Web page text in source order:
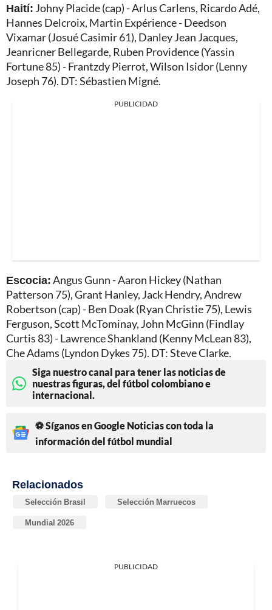
Haití: Johny Placide (cap) - Arlus Carlens, Ricardo Adé,
Hannes Delcroix, Martin Expérience - Deedson
Vixamar (Josué Casimir 61), Danley Jean Jacques,
Jeanricner Bellegarde, Ruben Providence (Yassin
Fortune 85) - Frantzdy Pierrot, Wilson Isidor (Lenny
Joseph 76). DT: Sébastien Migné.
PUBLICIDAD
Escocia:Angus Gunn - Aaron Hickey (Nathan
Patterson 75), Grant Hanley, Jack Hendry, Andrew
Robertson (cap) - Ben Doak (Ryan Christie 75), Lewis
Ferguson, Scott McTominay, John McGinn (Findlay
Curtis 83) - Lawrence Shankland (Kenny McLean 83),
Che Adams (Lyndon Dykes 75). DT: Steve Clarke.
Siga nuestro canal para tener las noticias de
nuestras figuras, del fútbol colombiano e
internacional.
⚽ Síganos en Google Noticias con toda la
información del fútbol mundial
Relacionados
Selección Brasil Selección Marruecos
Mundial 2026
PUBLICIDAD